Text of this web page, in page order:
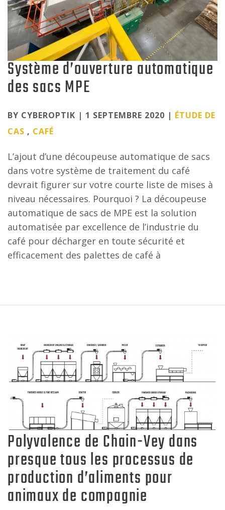
Système d’ouverture automatique
des sacs MPE
Categories
BY CYBEROPTIK | 1 SEPTEMBRE 2020 | ÉTUDE DE
CAS , CAFÉ
L’ajout d’une découpeuse automatique de sacs
dans votre système de traitement du café
devrait figurer sur votre courte liste de mises à
niveau nécessaires. Pourquoi ? La découpeuse
automatique de sacs de MPE est la solution
automatisée par excellence de l’industrie du
café pour décharger en toute sécurité et
efficacement des palettes de café à
Polyvalence de Chain-Vey dans
presque tous les processus de
production d’aliments pour
animaux de compagnie